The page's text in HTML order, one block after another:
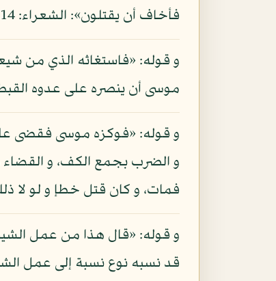
فأخاف أن يقتلون»: الشعراء: 14.
و قوله: «فاستغاثه الذي من
موسى أن ينصره على عدوه
و قوله: «فوكزه موسى فقضى
و الضرب بجمع الكف، و القضاء
فمات، و كان قتل خطإ و لو لا
و قوله: «قال هذا من عمل
قد نسبه نوع نسبة إلى عمل